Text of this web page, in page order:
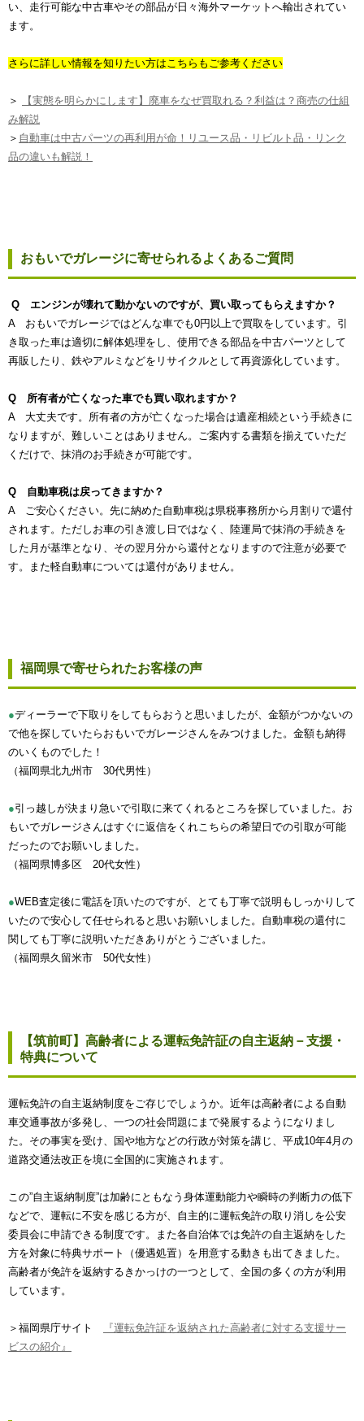
い、走行可能な中古車やその部品が日々海外マーケットへ輸出されてい
ます。
さらに詳しい情報を知りたい方はこちらもご参考ください
＞
【実態を明らかにします】廃車をなぜ買取れる？利益は？商売の仕組
み解説
＞ 自動車は中古パーツの再利用が命！リユース品・リビルト品・リンク
品の違いも解説！
おもいでガレージに寄せられるよくあるご質問
Q エンジンが壊れて動かないのですが、買い取ってもらえますか？
A おもいでガレージではどんな車でも0円以上で買取をしています。引
き取った車は適切に解体処理をし、使用できる部品を中古パーツとして
再販したり、鉄やアルミなどをリサイクルとして再資源化しています。
Q 所有者が亡くなった車でも買い取れますか？
A 大丈夫です。所有者の方が亡くなった場合は遺産相続という手続きに
なりますが、難しいことはありません。ご案内する書類を揃えていただ
くだけで、抹消のお手続きが可能です。
Q 自動車税は戻ってきますか？
A ご安心ください。先に納めた自動車税は県税事務所から月割りで還付
されます。ただしお車の引き渡し日ではなく、陸運局で抹消の手続きを
した月が基準となり、その翌月分から還付となりますので注意が必要で
す。また軽自動車については還付がありません。
福岡県で寄せられたお客様の声
●ディーラーで下取りをしてもらおうと思いましたが、金額がつかないの
で他を探していたらおもいでガレージさんをみつけました。金額も納得
のいくものでした！
（福岡県北九州市 30代男性）
●引っ越しが決まり急いで引取に来てくれるところを探していました。お
もいでガレージさんはすぐに返信をくれこちらの希望日での引取が可能
だったのでお願いしました。
（福岡県博多区 20代女性）
●WEB査定後に電話を頂いたのですが、とても丁寧で説明もしっかりして
いたので安心して任せられると思いお願いしました。自動車税の還付に
関しても丁寧に説明いただきありがとうございました。
（福岡県久留米市 50代女性）
【筑前町】高齢者による運転免許証の自主返納－支援・
特典について
運転免許の自主返納制度をご存じでしょうか。近年は高齢者による自動
車交通事故が多発し、一つの社会問題にまで発展するようになりまし
た。その事実を受け、国や地方などの行政が対策を講じ、平成10年4月の
道路交通法改正を境に全国的に実施されます。
この”自主返納制度”は加齢にともなう身体運動能力や瞬時の判断力の低下
などで、運転に不安を感じる方が、自主的に運転免許の取り消しを公安
委員会に申請できる制度です。また各自治体では免許の自主返納をした
方を対象に特典サポート（優遇処置）を用意する動きも出てきました。
高齢者が免許を返納するきかっけの一つとして、全国の多くの方が利用
しています。
＞福岡県庁サイト
『運転免許証を返納された高齢者に対する支援サー
ビスの紹介』